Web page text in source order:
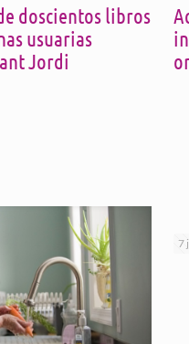
doscientos libros
usuarias
Jordi
7